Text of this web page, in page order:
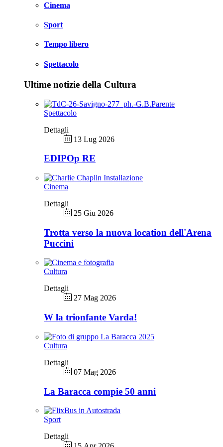
Cinema
Sport
Tempo libero
Spettacolo
Ultime notizie della Cultura
Spettacolo
Dettagli
13 Lug 2026
EDIPOp RE
Cinema
Dettagli
25 Giu 2026
Trotta verso la nuova location dell'Arena
Puccini
Cultura
Dettagli
27 Mag 2026
W la trionfante Varda!
Cultura
Dettagli
07 Mag 2026
La Baracca compie 50 anni
Sport
Dettagli